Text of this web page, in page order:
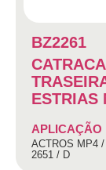
BZ2261
ESTRIAS
APLICAÇÃO
ACTROS MP4
2651 / D